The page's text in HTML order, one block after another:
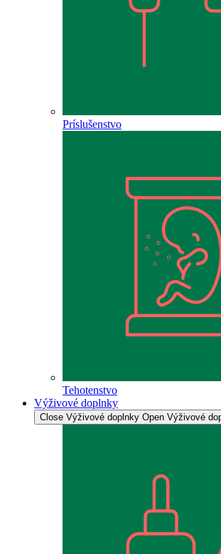
Príslušenstvo
Tehotenstvo
Výživové doplnky
Close Výživové doplnky Open Výživové